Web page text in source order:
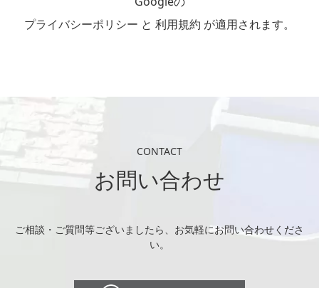
プライバシーポリシー と 利用規約 が適用されます。
CONTACT
お問い合わせ
ご相談・ご質問等ございましたら、お気軽にお問い合わせくださ
い。